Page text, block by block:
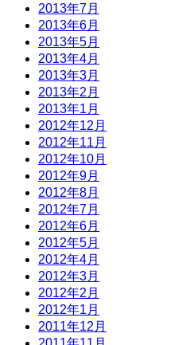
2013年7月
2013年6月
2013年5月
2013年4月
2013年3月
2013年2月
2013年1月
2012年12月
2012年11月
2012年10月
2012年9月
2012年8月
2012年7月
2012年6月
2012年5月
2012年4月
2012年3月
2012年2月
2012年1月
2011年12月